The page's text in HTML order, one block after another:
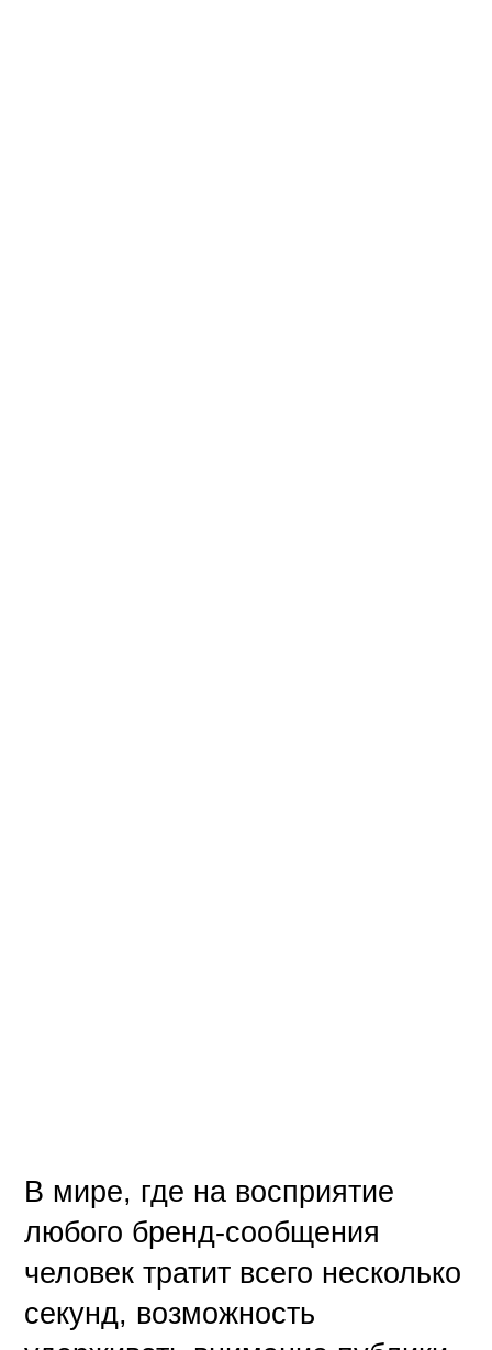
В мире, где на восприятие
любого бренд-сообщения
человек тратит всего несколько
секунд, возможность